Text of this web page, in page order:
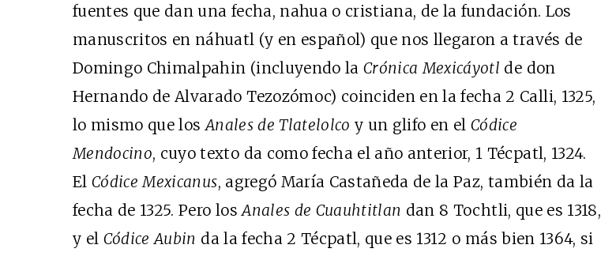
fuentes que dan una fecha, nahua o cristiana, de la fundación. Los
manuscritos en náhuatl (y en español) que nos llegaron a través de
Domingo Chimalpahin (incluyendo la Crónica Mexicáyotl de don
Hernando de Alvarado Tezozómoc) coinciden en la fecha 2 Calli, 1325,
lo mismo que los Anales de Tlatelolco y un glifo en el Códice
Mendocino, cuyo texto da como fecha el año anterior, 1 Técpatl, 1324.
ElCódice Mexicanus, agregó María Castañeda de la Paz, también da la
fecha de 1325. Pero losAnales de Cuauhtitlan dan 8 Tochtli, que es 1318,
y el Códice Aubin da la fecha 2 Técpatl, que es 1312 o más bien 1364, si